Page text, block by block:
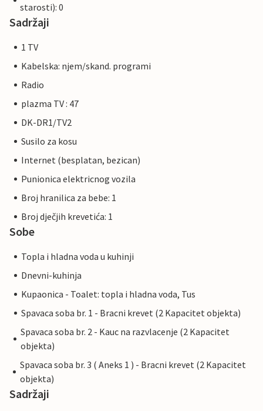
starosti): 0
Sadržaji
1 TV
Kabelska: njem/skand. programi
Radio
plazma TV : 47
DK-DR1/TV2
Susilo za kosu
Internet (besplatan, bezican)
Punionica elektricnog vozila
Broj hranilica za bebe: 1
Broj dječjih krevetića: 1
Sobe
Topla i hladna voda u kuhinji
Dnevni-kuhinja
Kupaonica - Toalet: topla i hladna voda, Tus
Spavaca soba br. 1 - Bracni krevet (2 Kapacitet objekta)
Spavaca soba br. 2 - Kauc na razvlacenje (2 Kapacitet
objekta)
Spavaca soba br. 3 ( Aneks 1 ) - Bracni krevet (2 Kapacitet
objekta)
Sadržaji